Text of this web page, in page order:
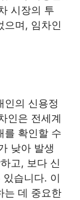
시장의 투
으며, 임차인
인의 신용정
인은 전세계
를 확인할 수
낮아 발생
고, 보다 신
습니다. 이
는 데 중요한